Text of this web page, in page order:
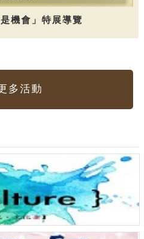
機會」特展導覽
多活動